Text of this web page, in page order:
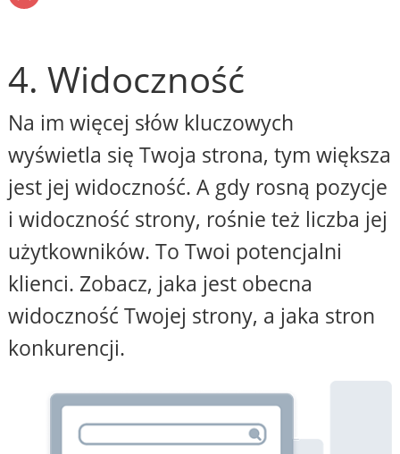
4. Widoczność
Na im więcej słów kluczowych
wyświetla się Twoja strona, tym większa
jest jej widoczność. A gdy rosną pozycje
i widoczność strony, rośnie też liczba jej
użytkowników. To Twoi potencjalni
klienci. Zobacz, jaka jest obecna
widoczność Twojej strony, a jaka stron
konkurencji.